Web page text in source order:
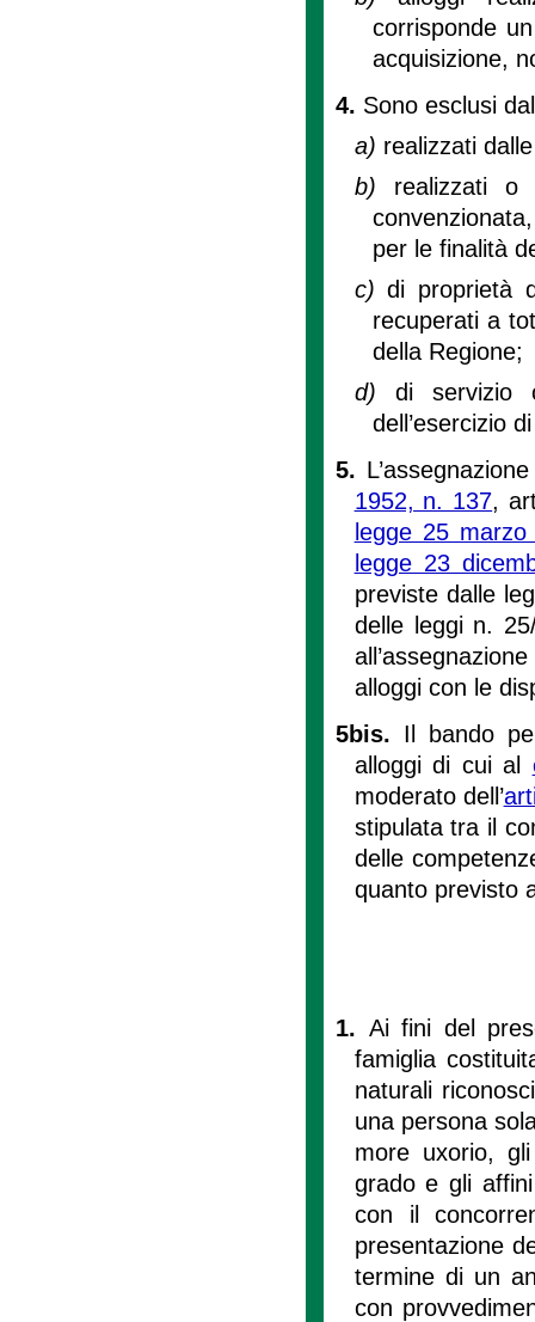
corrisponde
acquisizione,
4. Sono esclusi
a) realizzati
b) realizzati o
per le finalità
c)di proprietà
recuperati a
della Regione;
d) di servizio
dell’esercizio
5.
1952, n. 137,
legge 25
legge 23
previste dalle
delle leggi n.
alloggi con le
5bis. Il bando
alloggi di cui al
moderato dell’
stipulata tra il
delle
quanto previsto
1. Ai fini del
famiglia
naturali
una persona
more uxorio,
grado e gli
con il
presentazione
termine di un
con